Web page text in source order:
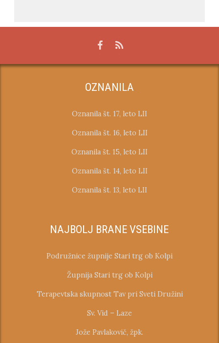
OZNANILA
Oznanila št. 17, leto LII
Oznanila št. 16, leto LII
Oznanila št. 15, leto LII
Oznanila št. 14, leto LII
Oznanila št. 13, leto LII
NAJBOLJ BRANE VSEBINE
Podružnice župnije Stari trg ob Kolpi
Župnija Stari trg ob Kolpi
Terapevtska skupnost Tav pri Sveti Družini
Sv. Vid – Laze
Jože Pavlakovič, žpk.